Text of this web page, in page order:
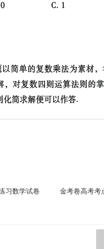
习数学试卷 金考卷高考考